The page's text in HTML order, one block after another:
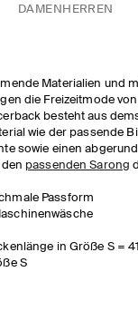
DAMEN HERREN
Materialien und
die Freizeitmode
besteht aus
wie der passende
sowie einen
den passenden Sarong
Passform
in Größe S =
S